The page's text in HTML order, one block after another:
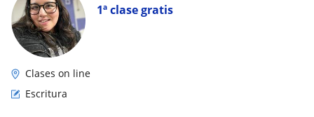
1ª clase gratis
Clases on line
Escritura